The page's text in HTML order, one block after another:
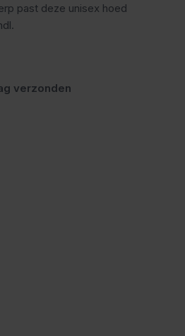
past deze unisex hoed
verzonden